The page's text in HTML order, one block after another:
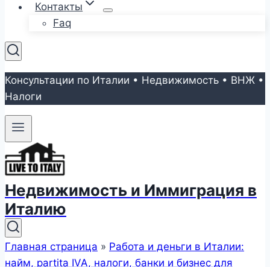
Контакты
Faq
Консультации по Италии • Недвижимость • ВНЖ •
Налоги
Недвижимость и Иммиграция в
Италию
Главная страница » Работа и деньги в Италии:
найм, partita IVA, налоги, банки и бизнес для